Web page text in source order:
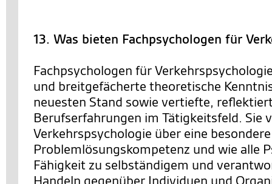
13. Was bieten Fachpsychologen für
Fachpsychologen für
und breitgefächerte theoretische
neuesten Stand sowie vertiefte,
Berufserfahrungen im Tätigkeitsfeld. Sie
Verkehrspsychologie über eine besondere
Problemlösungskompetenz und wie alle
Fähigkeit zu selbständigem und
Handeln gegenüber Individuen und